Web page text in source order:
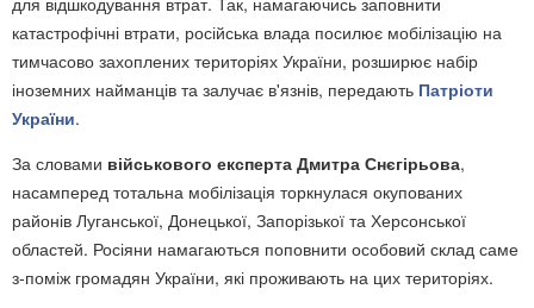
катастрофічні втрати, російська влада посилює мобілізацію на
тимчасово захоплених територіях України, розширює набір
іноземних найманців та залучає в'язнів, передають Патріоти
України.
За словами військового експерта Дмитра Снєгірьова,
насамперед тотальна мобілізація торкнулася окупованих
районів Луганської, Донецької, Запорізької та Херсонської
областей. Росіяни намагаються поповнити особовий склад саме
з-поміж громадян України, які проживають на цих територіях.